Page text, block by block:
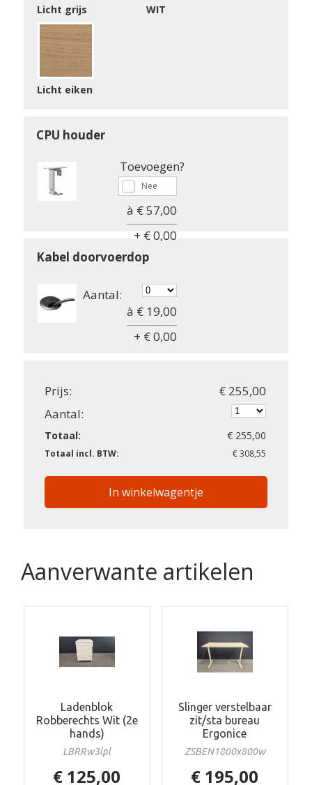
Licht grijs WIT
Licht eiken
CPU houder
Toevoegen?
à € 57,00
+ € 0,00
Kabel doorvoerdop
Aantal:
à € 19,00
+ € 0,00
Prijs:
€ 255,00
Aantal:
Totaal: € 255,00
Totaal incl. BTW: € 308,55
In winkelwagentje
Aanverwante artikelen
Ladenblok
Robberechts Wit (2e
hands)
LBRRw3lpl
€ 125,00
Slinger verstelbaar
zit/sta bureau
Ergonice
ZSBEN1800x800w
€ 195,00